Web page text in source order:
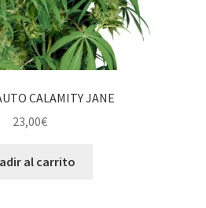
CALAMITY JANE
23,00€
al carrito